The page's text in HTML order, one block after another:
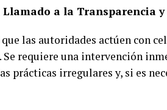
Llamado a la Transparencia
las autoridades actúen con
Se requiere una intervención
prácticas irregulares y, si es